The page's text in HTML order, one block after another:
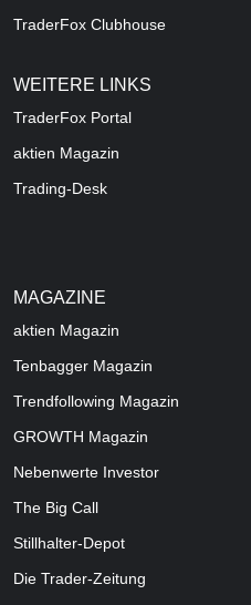
TraderFox Clubhouse
WEITERE LINKS
TraderFox Portal
aktien Magazin
Trading-Desk
MAGAZINE
aktien Magazin
Tenbagger Magazin
Trendfollowing Magazin
GROWTH Magazin
Nebenwerte Investor
The Big Call
Stillhalter-Depot
Die Trader-Zeitung